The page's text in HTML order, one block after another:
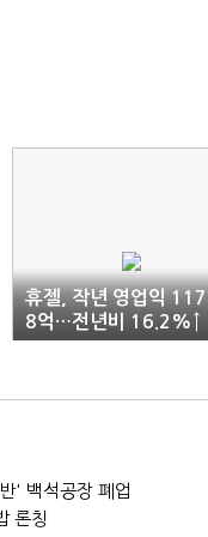
휴젤, 작년 영업익 117
8억…전년비 16.2%↑
' 백석공장 폐업
론칭